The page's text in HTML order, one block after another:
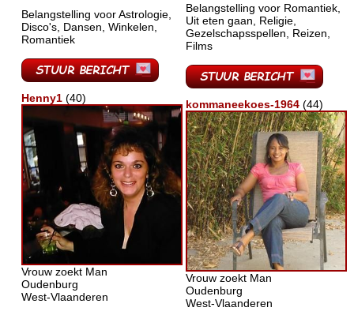
Belangstelling voor Astrologie,
Disco's, Dansen, Winkelen,
Romantiek
Belangstelling voor Romantiek,
Uit eten gaan, Religie,
Gezelschapsspellen, Reizen,
Films
Henny1 (40)
Vrouw zoekt Man
Oudenburg
West-Vlaanderen
kommaneekoes-1964 (44)
Vrouw zoekt Man
Oudenburg
West-Vlaanderen